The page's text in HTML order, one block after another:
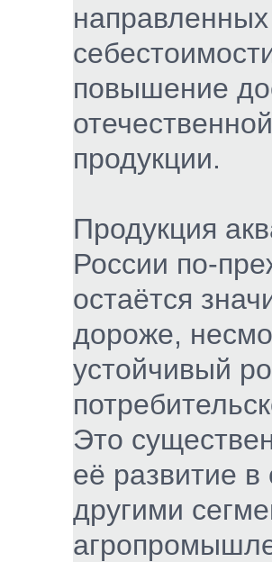
повышение
продукции.
Продукция
России по-
остаётся
дороже,
устойчивый
Это
её развитие в
другими